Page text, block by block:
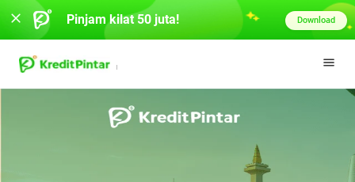
Pinjam kilat 50 juta! Download